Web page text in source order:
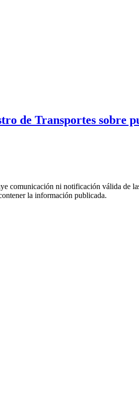
de Transportes sobre
comunicación ni notificación válida de
la información publicada.